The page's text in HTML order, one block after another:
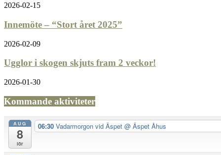
2026-02-15
Innemöte – “Stort året 2025”
2026-02-09
Ugglor i skogen skjuts fram 2 veckor!
2026-01-30
Kommande aktiviteter
AUG
8
lör
06:30 Vadarmorgon vid Äspet @ Äspet Åhus